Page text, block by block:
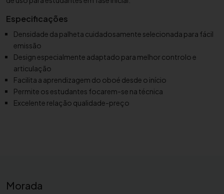
a
r
O
o
é
E
B
Especificações
Densidade da palheta cuidadosamente selecionada para fácil
emissão
Design especialmente adaptado para melhor controlo e
articulação
Facilita a aprendizagem do oboé desde o início
Permite os estudantes focarem-se na técnica
Excelente relação qualidade-preço
Morada